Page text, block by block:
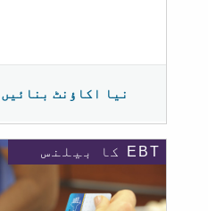
نیا اکاؤنٹ بنائیں
EBT کا بیلنس